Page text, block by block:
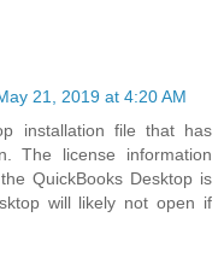
21, 2019 at 4:20 AM
installation file that has
The license information
QuickBooks Desktop is
will likely not open if